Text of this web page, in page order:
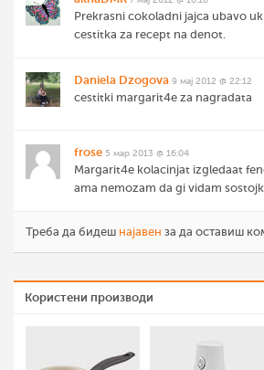
Prekrasni cokoladni jajca ubavo
cestitka za recept na denot.
Daniela Dzogova 9 мај 2012 @ 22:12
cestitki margarit4e za nagradata
frose 5 мар 2013 @ 16:04
Margarit4e kolacinjat izgledaat
ama nemozam da gi vidam
Треба да бидеш најавен за да оставиш
Користени производи